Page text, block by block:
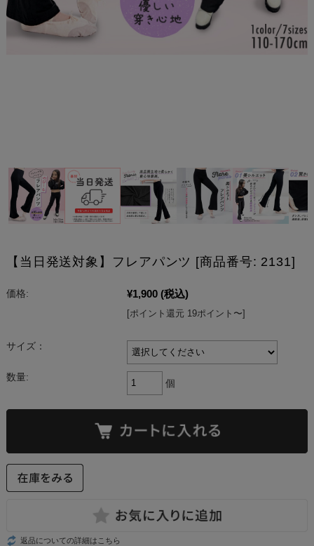
【当日発送対象】フレアパンツ [商品番号: 2131]
価格: ¥1,900 (税込)
[ポイント還元 19ポイント〜]
サイズ：
数量:
個
返品についての詳細はこちら